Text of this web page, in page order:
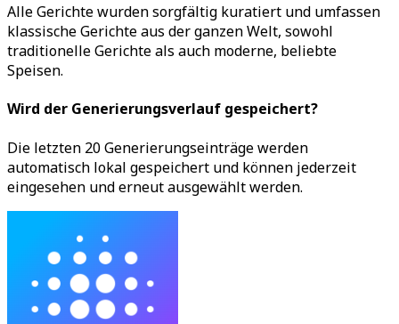
Alle Gerichte wurden sorgfältig kuratiert und umfassen
klassische Gerichte aus der ganzen Welt, sowohl
traditionelle Gerichte als auch moderne, beliebte
Speisen.
Wird der Generierungsverlauf gespeichert?
Die letzten 20 Generierungseinträge werden
automatisch lokal gespeichert und können jederzeit
eingesehen und erneut ausgewählt werden.